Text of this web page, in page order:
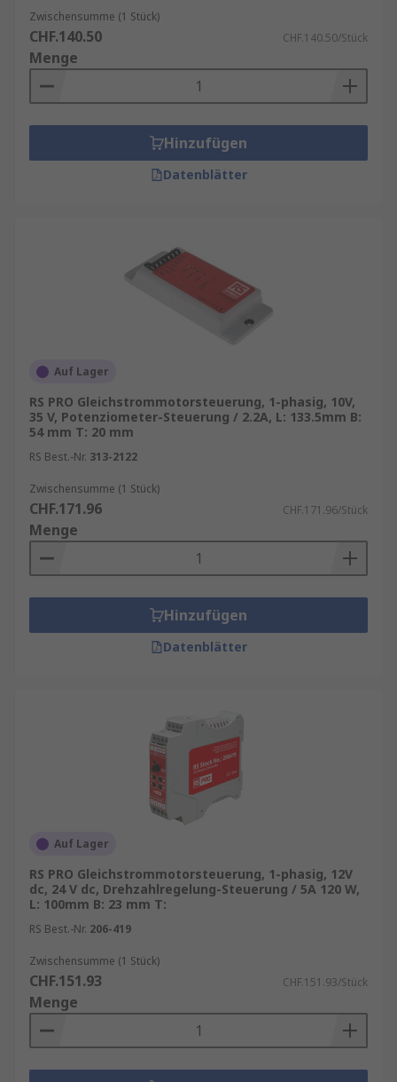
Zuverlässigkeit Ihrer Antriebssysteme.
Zwischensumme (1 Stück)
CHF.140.50 CHF.140.50/Stück
Menge
Hinzufügen
Datenblätter
Auf Lager
RS PRO Gleichstrommotorsteuerung, 1-phasig, 10V,
35 V, Potenziometer-Steuerung / 2.2A, L: 133.5mm B:
54 mm T: 20 mm
RS Best.-Nr. 313-2122
Zwischensumme (1 Stück)
CHF.171.96 CHF.171.96/Stück
Menge
Hinzufügen
Datenblätter
Auf Lager
RS PRO Gleichstrommotorsteuerung, 1-phasig, 12V
dc, 24 V dc, Drehzahlregelung-Steuerung / 5A 120 W,
L: 100mm B: 23 mm T:
RS Best.-Nr. 206-419
Zwischensumme (1 Stück)
CHF.151.93 CHF.151.93/Stück
Menge